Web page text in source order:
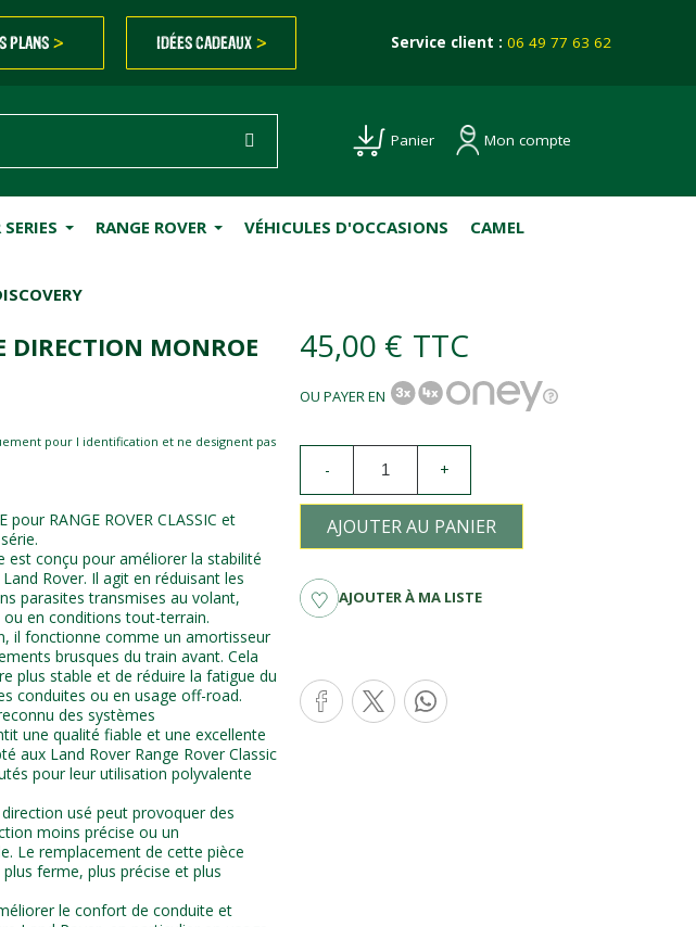
PLANS > IDÉES CADEAUX > Service client :06 49 77 63 62
Panier Mon compte
SERIES RANGE ROVER VÉHICULES D'OCCASIONS CAMEL
DIRECTION MONROE
pour l identification et ne designent pas
RANGE ROVER CLASSIC et
est conçu pour améliorer la stabilité
Rover. Il agit en réduisant les
parasites transmises au volant,
en conditions tout-terrain.
il fonctionne comme un amortisseur
brusques du train avant. Cela
plus stable et de réduire la fatigue du
conduites ou en usage off-road.
des systèmes
une qualité fiable et une excellente
aux Land Rover Range Rover Classic
pour leur utilisation polyvalente
usé peut provoquer des
moins précise ou un
Le remplacement de cette pièce
ferme, plus précise et plus
le confort de conduite et
45,00 € TTC
OU PAYER EN
- +
AJOUTER AU PANIER
AJOUTER À MA LISTE